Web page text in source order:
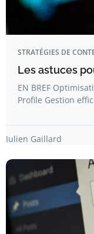
STRATÉGIES DE
Les astuces
EN BREF
Profile Gestion
Julien Gaillard